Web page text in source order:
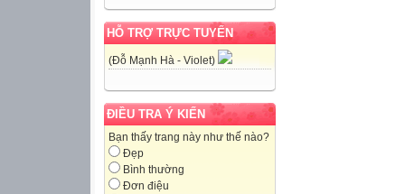
HỖ TRỢ TRỰC TUYẾN
(Đỗ Mạnh Hà - Violet)
ĐIỀU TRA Ý KIẾN
Bạn thấy trang này như thế nào?
Đẹp
Bình thường
Đơn điệu